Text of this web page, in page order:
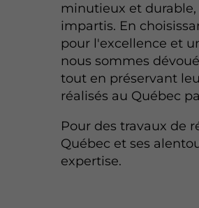
minutieux et
impartis. En
pour l'excellence et
nous sommes
tout en préservant
réalisés au Québec
Pour des travaux de
Québec et ses
expertise.